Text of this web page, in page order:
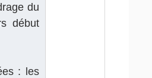
du
début
: les